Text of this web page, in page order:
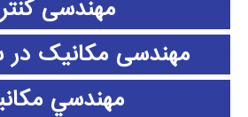
مهندسی
مهندسی مکانیک در
مهندسي